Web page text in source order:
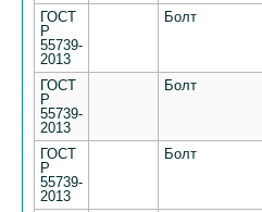
ГОСТ
Р
55739-
2013
Болт
ГОСТ
Р
55739-
2013
Болт
ГОСТ
Р
55739-
2013
Болт